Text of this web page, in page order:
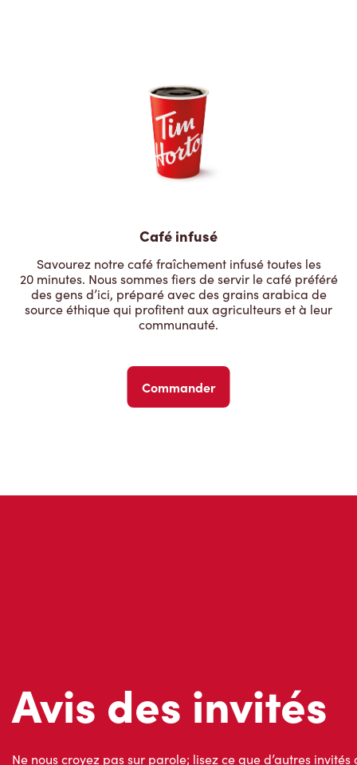
Café infusé
Savourez notre café fraîchement infusé toutes les
20 minutes. Nous sommes fiers de servir le café préféré
des gens d’ici, préparé avec des grains arabica de
source éthique qui profitent aux agriculteurs et à leur
communauté.
Commander
Avis des invités
expérience chez Tim Hortons.